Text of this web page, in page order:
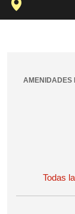
AMENIDADES
Todas